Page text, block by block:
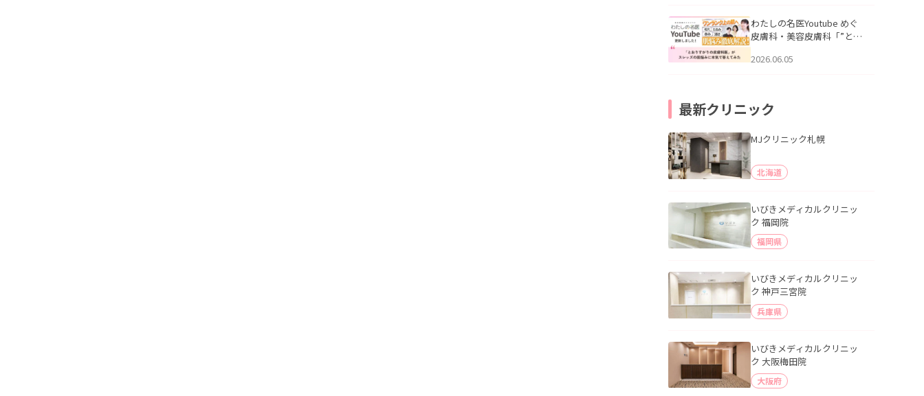
公開いたしました。
わたしの名医Youtube めぐ
皮膚科・美容皮膚科「”とお
ッズの肌悩みに本気で答え
2026.06.05
最新クリニック
MJクリニック札幌
北海道
いびきメディカルクリニッ
ク 福岡院
福岡県
いびきメディカルクリニッ
ク 神戸三宮院
兵庫県
いびきメディカルクリニッ
ク 大阪梅田院
大阪府